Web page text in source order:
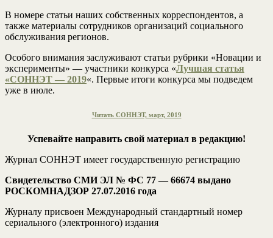
В номере статьи наших собственных корреспондентов, а
также материалы сотрудников организаций социального
обслуживания регионов.
Особого внимания заслуживают статьи рубрики «Новации и
эксперименты» — участники конкурса «Лучшая статья
«СОННЭТ — 2019«. Первые итоги конкурса мы подведем
уже в июле.
Читать СОННЭТ, март, 2019
Успевайте направить свой материал в редакцию!
Журнал СОННЭТ имеет государственную регистрацию
Свидетельство СМИ ЭЛ № ФС 77 — 66674 выдано
РОСКОМНАДЗОР 27.07.2016 года
Журналу присвоен Международный стандартный номер
сериального (электронного) издания